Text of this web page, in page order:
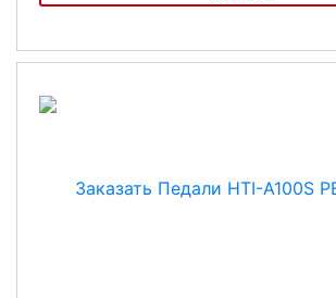
Педали HTI-300 контактные